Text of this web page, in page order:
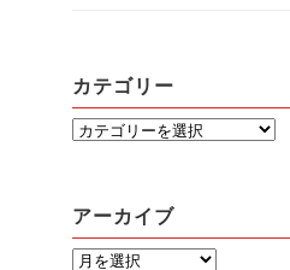
カテゴリー
アーカイブ